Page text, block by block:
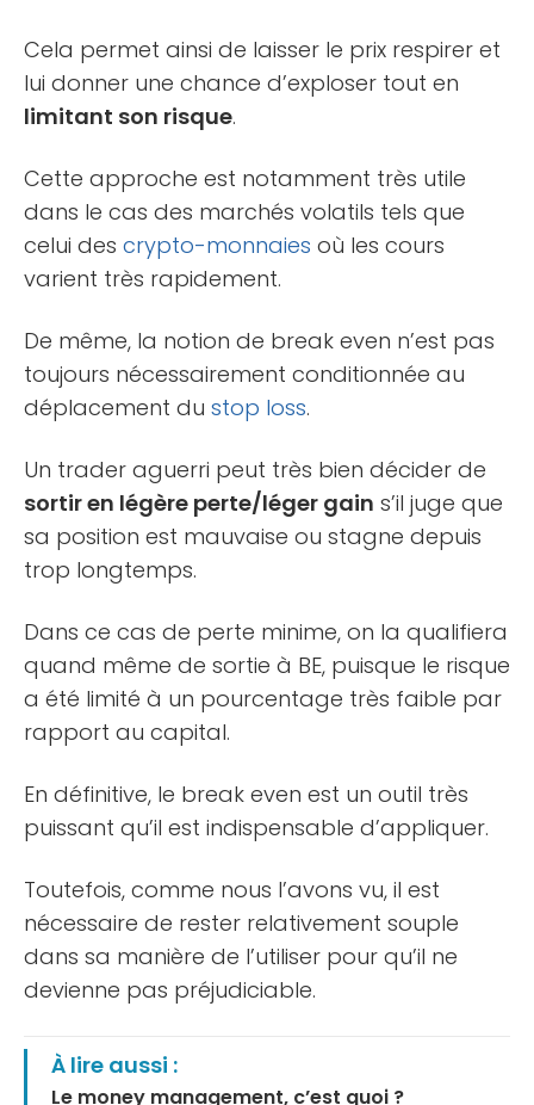
Cela permet ainsi de laisser le prix respirer et
lui donner une chance d’exploser tout en
limitant son risque.
Cette approche est notamment très utile
dans le cas des marchés volatils tels que
celui des crypto-monnaies où les cours
varient très rapidement.
De même, la notion de break even n’est pas
toujours nécessairement conditionnée au
déplacement du stop loss.
Un trader aguerri peut très bien décider de
sortir en légère perte/léger gain s’il juge que
sa position est mauvaise ou stagne depuis
trop longtemps.
Dans ce cas de perte minime, on la qualifiera
quand même de sortie à BE, puisque le risque
a été limité à un pourcentage très faible par
rapport au capital.
En définitive, le break even est un outil très
puissant qu’il est indispensable d’appliquer.
Toutefois, comme nous l’avons vu, il est
nécessaire de rester relativement souple
dans sa manière de l’utiliser pour qu’il ne
devienne pas préjudiciable.
À lire aussi :
Le money management, c’est quoi ?